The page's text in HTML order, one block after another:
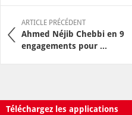
ARTICLE PRÉCÉDENT
Ahmed Néjib Chebbi en 9
engagements pour ...
Téléchargez les applications